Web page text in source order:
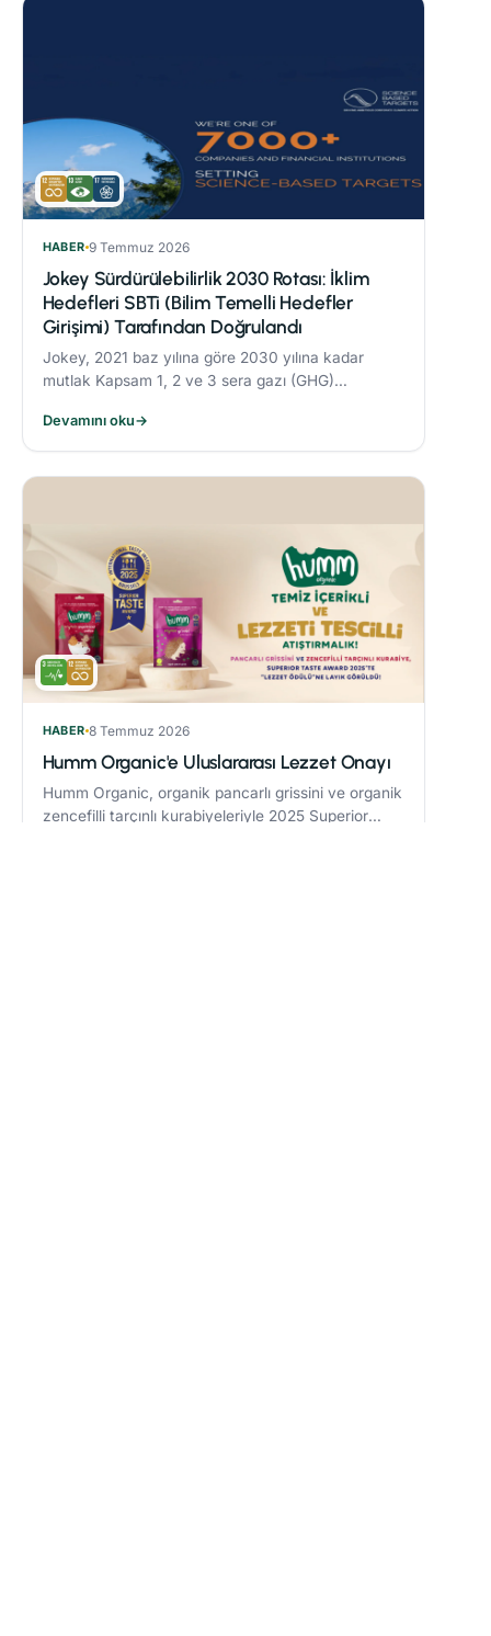
HABER 9 Temmuz 2026
Jokey Sürdürülebilirlik 2030 Rotası: İklim
Hedefleri SBTi (Bilim Temelli Hedefler
Girişimi) Tarafından Doğrulandı
Jokey, 2021 baz yılına göre 2030 yılına kadar
mutlak Kapsam 1, 2 ve 3 sera gazı (GHG)
etmektedir.
Devamını oku→
HABER 8 Temmuz 2026
Humm Organic'e Uluslararası Lezzet Onayı
Humm Organic, organik pancarlı grissini ve organik
zencefilli tarçınlı kurabiyeleriyle 2025 Superior